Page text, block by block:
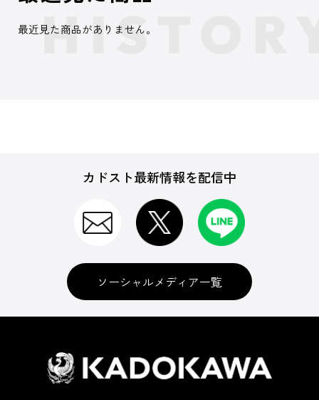
最近見た商品がありません。
カドスト最新情報を配信中
ソーシャルメディア一覧